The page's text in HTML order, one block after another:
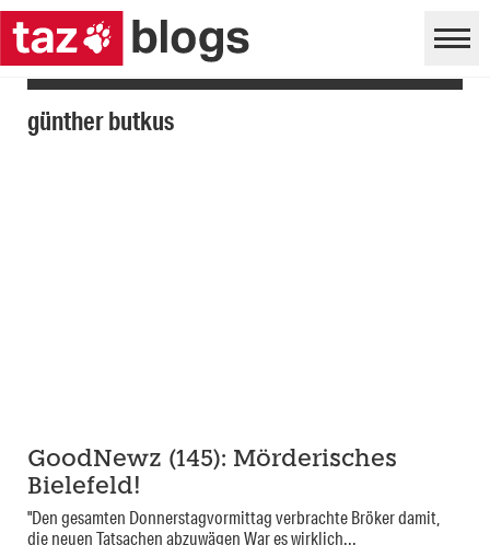
günther butkus
GoodNewz (145): Mörderisches
Bielefeld!
"Den gesamten Donnerstagvormittag verbrachte Bröker damit,
die neuen Tatsachen abzuwägen War es wirklich...